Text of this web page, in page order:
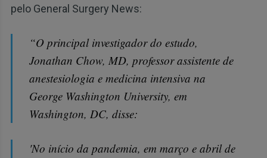
pelo General Surgery News:
“O principal investigador do estudo,
Jonathan Chow, MD, professor assistente de
anestesiologia e medicina intensiva na
George Washington University, em
Washington, DC, disse:
'No início da pandemia, em março e abril de